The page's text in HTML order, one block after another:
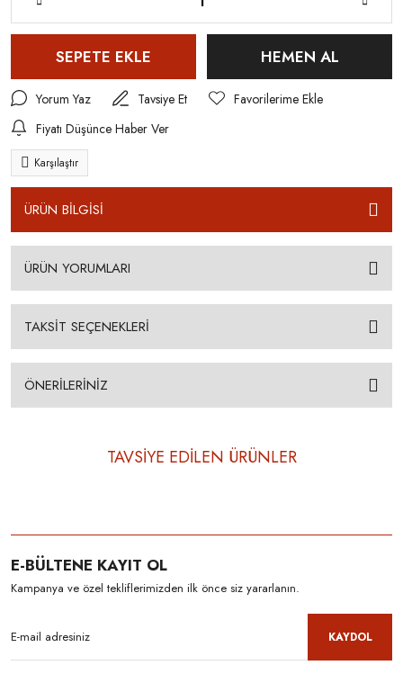
SEPETE EKLE HEMEN AL
Yorum Yaz
Tavsiye Et
Fiyatı Düşünce Haber Ver
Karşılaştır
ÜRÜN BİLGİSİ
ÜRÜN YORUMLARI
TAKSİT SEÇENEKLERİ
ÖNERİLERİNİZ
TAVSİYE EDİLEN ÜRÜNLER
E-BÜLTENE KAYIT OL
Kampanya ve özel tekliflerimizden ilk önce siz yararlanın.
KAYDOL